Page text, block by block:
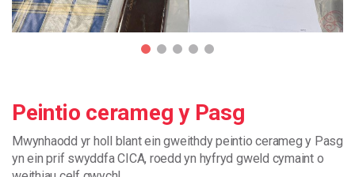
Peintio cerameg y Pasg
Mwynhaodd yr holl blanteingweithdypeintio cerameg y Pasg
ynein prif swyddfaCICA, roedd yn hyfryd gweld cymaint o